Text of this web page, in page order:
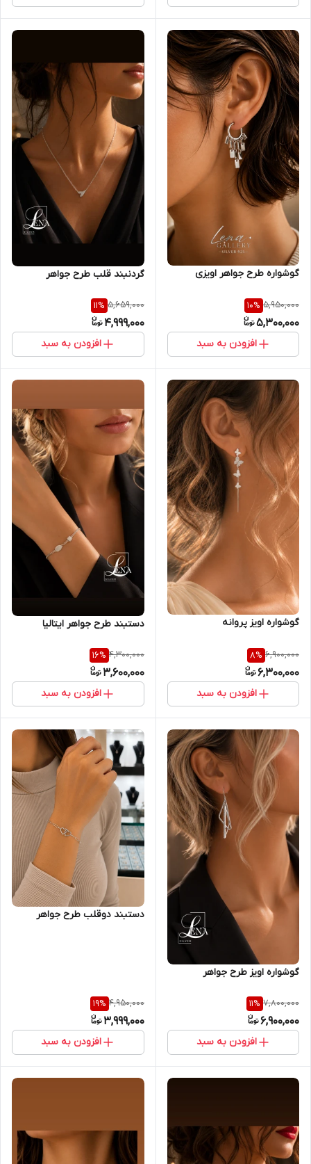
گوشواره طرح جواهر اویزی
5,950,000
10%
5,300,000
افزودن به سبد
گردنبند قلب طرح جواهر
5,659,000
11%
4,999,000
افزودن به سبد
گوشواره اویز پروانه
6,900,000
8%
6,300,000
افزودن به سبد
دستبند طرح جواهر ایتالیا
4,300,000
16%
3,600,000
افزودن به سبد
گوشواره اویز طرح جواهر
7,800,000
11%
6,900,000
افزودن به سبد
دستبند دوقلب طرح جواهر
4,950,000
19%
3,999,000
افزودن به سبد